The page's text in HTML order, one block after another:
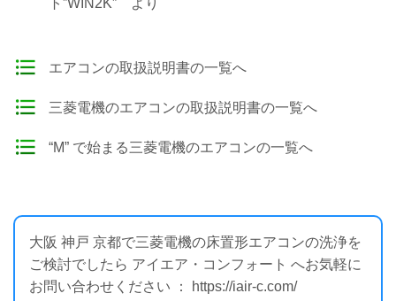
ト”WIN2K” より
エアコンの取扱説明書の一覧へ
三菱電機のエアコンの取扱説明書の一覧へ
“M” で始まる三菱電機のエアコンの一覧へ
大阪 神戸 京都で三菱電機の床置形エアコンの洗浄を
ご検討でしたら アイエア・コンフォート へお気軽に
お問い合わせください ： https://iair-c.com/